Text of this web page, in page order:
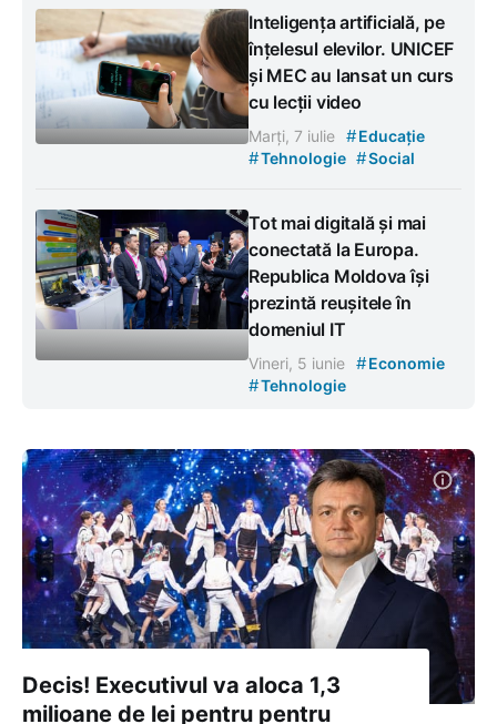
Inteligența artificială, pe
înțelesul elevilor. UNICEF
și MEC au lansat un curs
cu lecții video
Marți, 7 iulie #Educație
#Tehnologie #Social
Tot mai digitală și mai
conectată la Europa.
Republica Moldova își
prezintă reușitele în
domeniul IT
Vineri, 5 iunie #Economie
#Tehnologie
Decis! Executivul va aloca 1,3
milioane de lei pentru pentru